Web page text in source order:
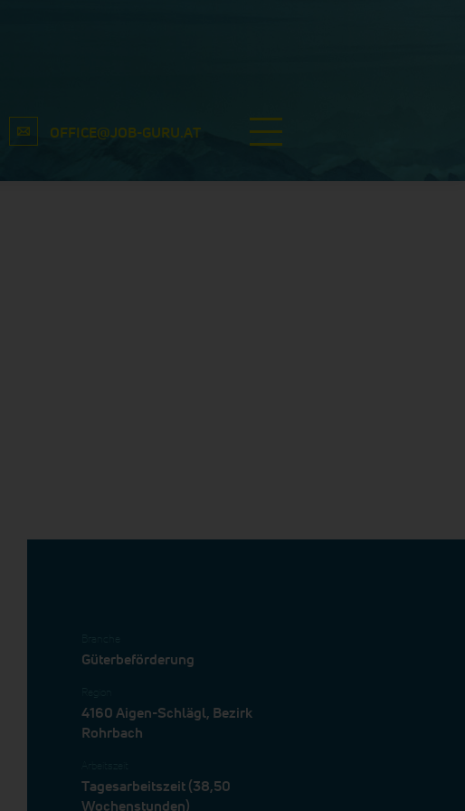
OFFICE@JOB-GURU.AT
Güterbeförderung
4160 Aigen-Schlägl, Bezirk
Rohrbach
Tagesarbeitszeit (38,50
Wochenstunden)